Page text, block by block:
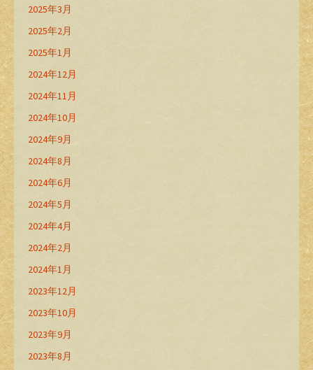
2025年3月
2025年2月
2025年1月
2024年12月
2024年11月
2024年10月
2024年9月
2024年8月
2024年6月
2024年5月
2024年4月
2024年2月
2024年1月
2023年12月
2023年10月
2023年9月
2023年8月